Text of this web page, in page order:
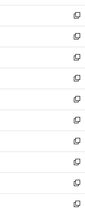
開
く
ウ
で
開
く
ン
ド
ウ
で
開
く
ウ
ィ
ン
ド
ウ
で
開
く
新
し
い
ウ
ィ
ン
ド
ウ
で
開
く
新
し
い
ウ
ィ
ン
ド
ウ
で
開
く
新
し
い
ウ
ィ
ン
ド
ウ
で
開
く
新
し
い
ウ
ィ
ン
ド
ウ
で
開
く
新
し
い
ウ
ィ
ン
ド
ウ
で
開
く
新
し
い
ウ
ィ
ン
ド
ウ
で
新
し
い
ウ
ィ
ン
ド
新
し
い
ウ
ィ
新
し
い
新